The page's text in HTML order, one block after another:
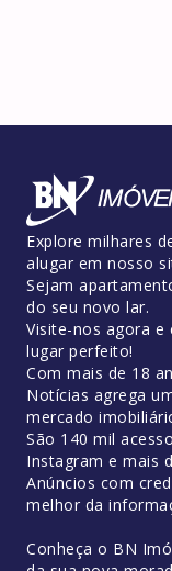
Explore milhares
alugar em nosso
Sejam
do seu novo lar.
Visite-nos agora e
lugar perfeito!
Com mais de 18
Notícias agrega
mercado
São 140 mil
Instagram e mais
Anúncios com
melhor da
Conheça o BN